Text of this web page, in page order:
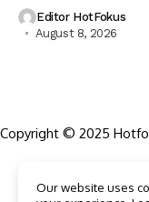
Editor HotFokus
August 8, 2026
Copyright © 2025
Struktur Organisasi
Our website uses